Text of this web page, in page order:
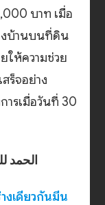
บาท เมื่อ
งบ้านบนที่ดิน
ให้ความช่วย
ร็จอย่าง
รเมื่อวันที่ 30
الحمد
งเดียวกันมีน